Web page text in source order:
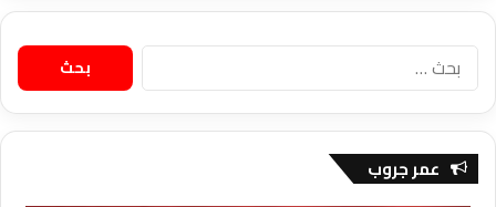
البحث
عن:
عمر جروب